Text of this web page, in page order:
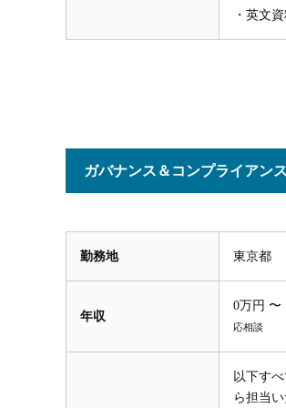
・英文
ガバナンス＆コンプライアン
勤務地 東京都
年収
0万円 〜
応相談
以下す
ら担当